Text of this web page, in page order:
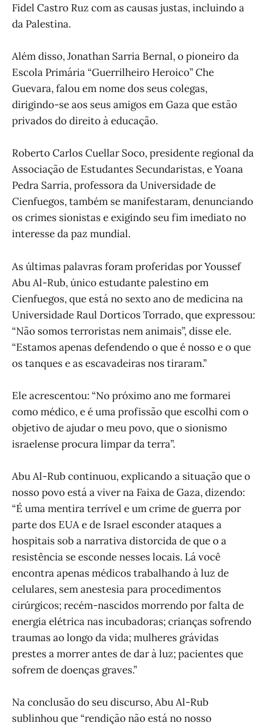
Fidel Castro Ruz com as causas justas, incluindo a
da Palestina.
Além disso, Jonathan Sarria Bernal, o pioneiro da
Escola Primária “Guerrilheiro Heroico” Che
Guevara, falou em nome dos seus colegas,
dirigindo-se aos seus amigos em Gaza que estão
privados do direito à educação.
Roberto Carlos Cuellar Soco, presidente regional da
Associação de Estudantes Secundaristas, e Yoana
Pedra Sarria, professora da Universidade de
Cienfuegos, também se manifestaram, denunciando
os crimes sionistas e exigindo seu fim imediato no
interesse da paz mundial.
As últimas palavras foram proferidas por Youssef
Abu Al-Rub, único estudante palestino em
Cienfuegos, que está no sexto ano de medicina na
Universidade Raul Dorticos Torrado, que expressou:
“Não somos terroristas nem animais”, disse ele.
“Estamos apenas defendendo o que é nosso e o que
os tanques e as escavadeiras nos tiraram.”
Ele acrescentou: “No próximo ano me formarei
como médico, e é uma profissão que escolhi com o
objetivo de ajudar o meu povo, que o sionismo
israelense procura limpar da terra”.
Abu Al-Rub continuou, explicando a situação que o
nosso povo está a viver na Faixa de Gaza, dizendo:
“É uma mentira terrível e um crime de guerra por
parte dos EUA e de Israel esconder ataques a
hospitais sob a narrativa distorcida de que o a
resistência se esconde nesses locais. Lá você
encontra apenas médicos trabalhando à luz de
celulares, sem anestesia para procedimentos
cirúrgicos; recém-nascidos morrendo por falta de
energia elétrica nas incubadoras; crianças sofrendo
traumas ao longo da vida; mulheres grávidas
prestes a morrer antes de dar à luz; pacientes que
sofrem de doenças graves.”
Na conclusão do seu discurso, Abu Al-Rub
sublinhou que “rendição não está no nosso